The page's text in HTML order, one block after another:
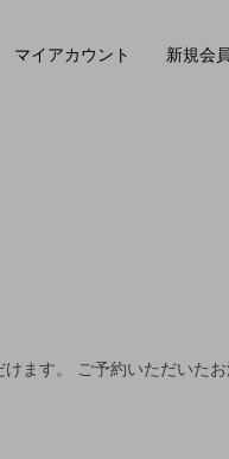
マイアカウント 新規会
ます。 ご予約いただいた